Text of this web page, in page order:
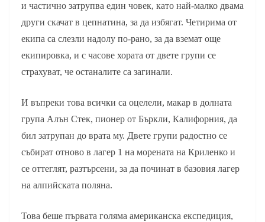
и частично затрупва един човек, като най-малко двама
други скачат в цепнатина, за да избягат. Четирима от
екипа са слезли надолу по-рано, за да вземат още
екипировка, и с часове хората от двете групи се
страхуват, че останалите са загинали.
И въпреки това всички са оцелели, макар в долната
група Алън Стек, пионер от Бъркли, Калифорния, да
бил затрупан до врата му. Двете групи радостно се
събират отново в лагер 1 на морената на Криленко и
се оттеглят, разтърсени, за да починат в базовия лагер
на алпийската поляна.
Това беше първата голяма американска експедиция,